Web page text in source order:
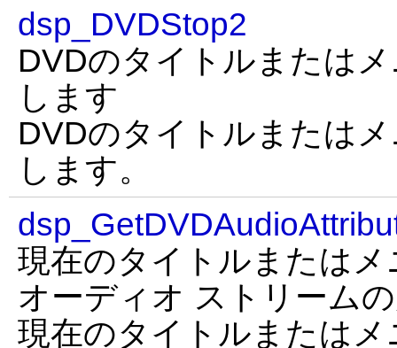
dsp_DVDStop2
DVDのタイトルまたは
します
DVDのタイトルまたは
します。
現在のタイトルまたは
オーディオ ストリーム
現在のタイトルまたは